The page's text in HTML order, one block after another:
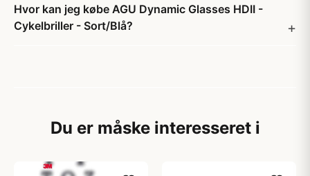
Hvor kan jeg købe AGU Dynamic Glasses HDII -
Cykelbriller - Sort/Blå?
Du er måske interesseret i